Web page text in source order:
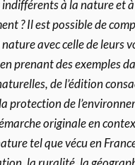
à la nature et
? Il est possible de
avec celle de leurs
prenant des exemples
de l’édition
protection de
originale en
tel que vécu en